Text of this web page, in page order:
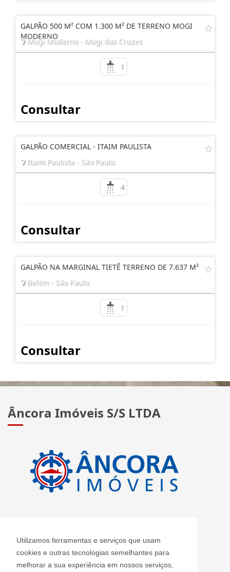
Utilizamos ferramentas e serviços que usam
cookies e outras tecnologias semelhantes para
melhorar a sua experiência em nossos serviços,
GALPÃO 500 M² COM 1.300 M² DE TERRENO MOGI
MODERNO
Mogi Moderno - Mogi das Cruzes
1
Consultar
GALPÃO COMERCIAL - ITAIM PAULISTA
Itaim Paulista - São Paulo
4
Consultar
GALPÃO NA MARGINAL TIETÊ TERRENO DE 7.637 M²
Belém - São Paulo
1
Consultar
Âncora Imóveis S/S LTDA
Informações de Contato